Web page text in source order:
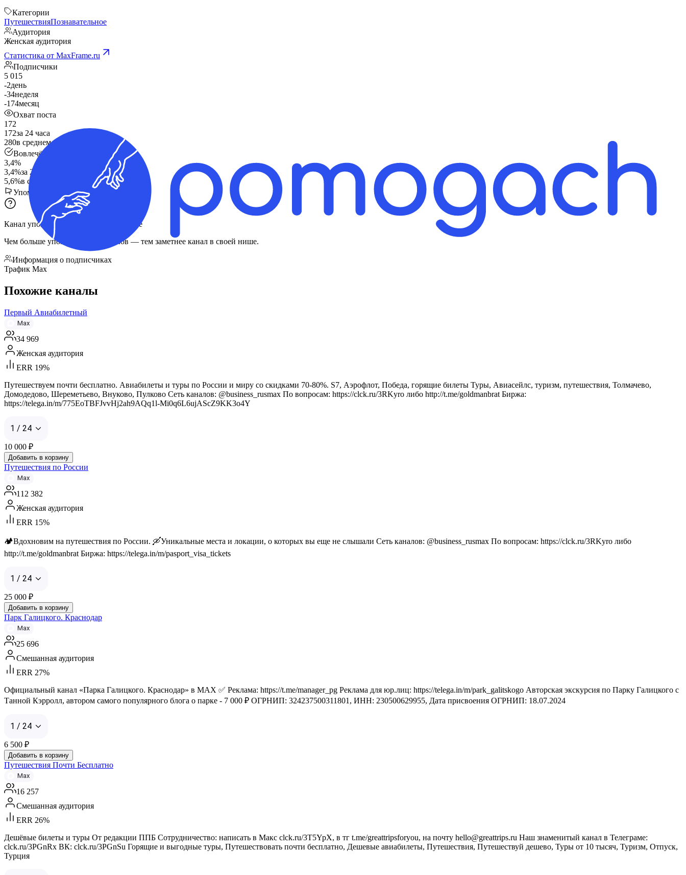
Категории
ПутешествияПознавательное
Аудитория
Женская аудитория
Статистика от MaxFrame.ru
Подписчики
5 015
-2день
-34неделя
-174месяц
Охват поста
172
172за 24 часа
280в среднем
Вовлечённость
3,4%
3,4%за 24 часа
5,6%в среднем
Упоминания в других каналах
Канал упомянули
канале
Чем больше упоминаний и каналов — тем заметнее канал в своей нише.
Информация о подписчиках
Трафик Max
Похожие каналы
Первый Авиабилетный
Max
34 969
Женская аудитория
ERR 19%
Путешествуем почти бесплатно. Авиабилеты и туры по России и миру со скидками 70-80%. S7, Аэрофлот, Победа, горящие билеты Туры, Авиасейлс, туризм, путешествия, Толмачево,
Домодедово, Шереметьево, Внуково, Пулково Сеть каналов: @business_rusmax По вопросам: https://clck.ru/3RKyro либо http://t.me/goldmanbrat Биржа:
https://telega.in/m/775EoTBFJvvHj2ah9AQq1l-Mi0q6L6ujAScZ9KK3o4Y
1 / 24
10 000 ₽
Добавить в корзину
Путешествия по России
Max
112 382
Женская аудитория
ERR 15%
🏕️Вдохновим на путешествия по России. 🛶Уникальные места и локации, о которых вы еще не слышали Сеть каналов: @business_rusmax По вопросам: https://clck.ru/3RKyro либо
http://t.me/goldmanbrat Биржа: https://telega.in/m/pasport_visa_tickets
1 / 24
25 000 ₽
Добавить в корзину
Парк Галицкого. Краснодар
Max
25 696
Смешанная аудитория
ERR 27%
Официальный канал «Парка Галицкого. Краснодар» в МАХ ✅ Реклама: https://t.me/manager_pg Реклама для юр.лиц: https://telega.in/m/park_galitskogo Авторская экскурсия по Парку Галицкого с
Танной Кэрролл, автором самого популярного блога о парке - 7 000 ₽ ОГРНИП: 324237500311801, ИНН: 230500629955, Дата присвоения ОГРНИП: 18.07.2024
1 / 24
6 500 ₽
Добавить в корзину
Путешествия Почти Бесплатно
Max
16 257
Смешанная аудитория
ERR 26%
Дешёвые билеты и туры От редакции ППБ Сотрудничество: написать в Макс clck.ru/3T5YpX, в тг t.me/greattripsforyou, на почту hello@greattrips.ru Наш знаменитый канал в Телеграме:
clck.ru/3PGnRx ВК: clck.ru/3PGnSu Горящие и выгодные туры, Путешествовать почти бесплатно, Дешевые авиабилеты, Путешествия, Путешествуй дешево, Туры от 10 тысяч, Туризм, Отпуск,
Турция